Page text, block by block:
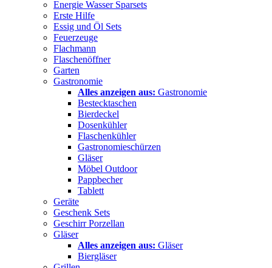
Energie Wasser Sparsets
Erste Hilfe
Essig und Öl Sets
Feuerzeuge
Flachmann
Flaschenöffner
Garten
Gastronomie
Alles anzeigen aus: Gastronomie
Bestecktaschen
Bierdeckel
Dosenkühler
Flaschenkühler
Gastronomieschürzen
Gläser
Möbel Outdoor
Pappbecher
Tablett
Geräte
Geschenk Sets
Geschirr Porzellan
Gläser
Alles anzeigen aus: Gläser
Biergläser